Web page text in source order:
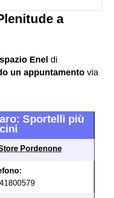
a
spazio Enel di
un appuntamento via
Sportelli più
Pordenone